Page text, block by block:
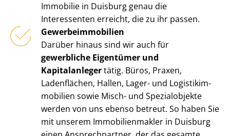
Immobilie in Duisburg genau die
Interessenten erreicht, die zu ihr passen.
Ge­wer­be­im­mo­bi­li­en
Darüber hinaus sind wir auch für
gewerbliche Eigentümer und
Kapitalanlegertätig. Büros, Praxen,
Ladenflächen, Hallen, Lager- und Lo­gis­tik­im­
mo­bi­li­en sowie Misch- und Spezialobjekte
werden von uns ebenso betreut. So haben Sie
mit unserem Im­mo­bi­li­en­mak­ler in Duisburg